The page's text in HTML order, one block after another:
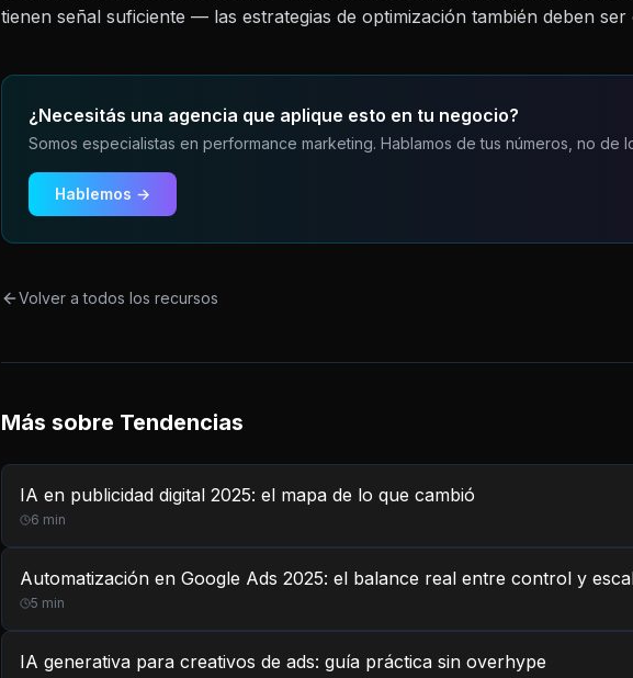
tienen señal suficiente — las estrategias de optimización también deben ser
¿Necesitás una agencia que aplique esto en tu negocio?
Somos especialistas en performance marketing. Hablamos de tus números, no de
Hablemos →
Volver a todos los recursos
Más sobre Tendencias
IA en publicidad digital 2025: el mapa de lo que cambió
6 min
Automatización en Google Ads 2025: el balance real entre control y
5 min
IA generativa para creativos de ads: guía práctica sin overhype